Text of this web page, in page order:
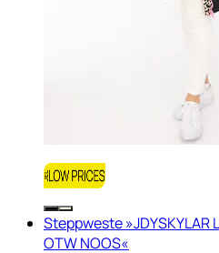
Steppweste »JDYSKYLAR
OTW NOOS«